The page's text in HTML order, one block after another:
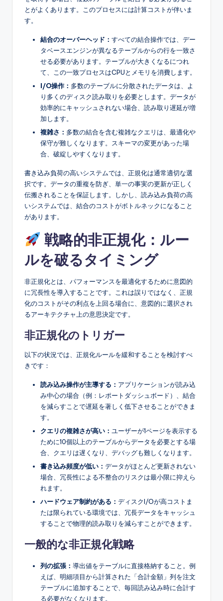
とがよくあります。このプロセスには計算コストが伴いま
す。
結合のオーバーヘッド： すべての結合操作では、デー
タベースエンジンが異なるテーブルからの行を一致さ
せる必要があります。テーブルが大きくなるにつれ
て、この一致プロセスはCPUとメモリを消費します。
I/O操作： 多数のテーブルに分散されたデータは、よ
り多くのディスク読み取りを必要とします。データが
効率的にキャッシュされない場合、読み取り遅延が増
加します。
複雑さ： 多数の結合を含む複雑なクエリは、最適化や
保守が難しくなります。スキーマの変更があった場
合、破綻しやすくなります。
書き込み負荷の高いシステムでは、正規化は通常適切な選
択です。データの重複を防ぎ、単一の事実の更新が正しく
伝搬されることを保証します。しかし、読み込み負荷の高
いシステムでは、結合のコストがボトルネックになること
があります。
戦略的非正規化：ルー
ルを破るタイミング
非正規化とは、パフォーマンスを最適化するために意図的
に冗長性を導入することです。これは誤りではなく、正規
化のコストがその利点を上回る場合に、意図的に選択され
るアーキテクチャ上の意思決定です。
非正規化のトリガー
以下の状況では、正規化ルールを緩和することを検討すべ
きです：
読み込み操作が主導する： アプリケーションが読み込
み中心の場合（例：レポートダッシュボード）、結合
を減らすことで遅延を著しく低下させることができま
す。
クエリの複雑さが高い： ユーザーが1ページを表示する
ために10個以上のテーブルからデータを必要とする場
合、クエリは遅くなり、デバッグも難しくなります。
書き込み頻度が低い： データがほとんど更新されない
場合、冗長性による不整合のリスクは最小限に抑えら
れます。
ハードウェア制約がある： ディスクI/Oが高コストま
たは限られている環境では、冗長データをキャッシュ
することで物理的読み取りを減らすことができます。
一般的な非正規化戦略
列の拡張： 導出値をテーブルに直接格納すること。例
えば、明細項目から計算された「合計金額」列を注文
テーブルに追加することで、毎回読み込み時に合計す
る必要がなくなります。